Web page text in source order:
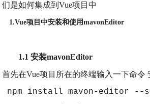
们是如何集成到Vue项目中
1.Vue项目中安装和使用mavonEditor
1.1 安装mavonEditor
首先在Vue项目所在的终端输入一下命令
npm install mavon-editor --